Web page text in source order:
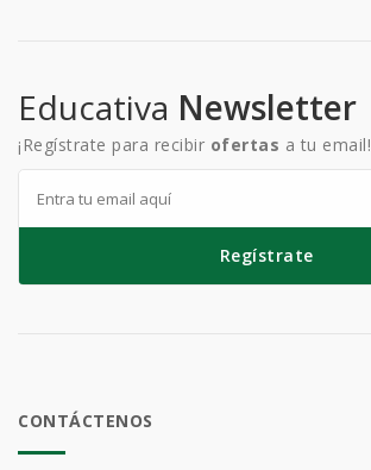
Educativa Newsletter
¡Regístrate para recibir ofertas a tu email!
Regístrate
CONTÁCTENOS